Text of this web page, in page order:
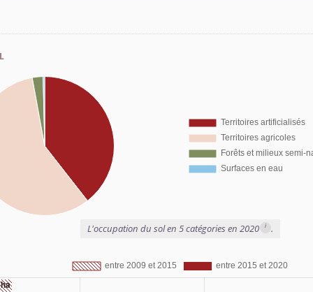
L'occupation du sol en 5 catégories en 2020 i .